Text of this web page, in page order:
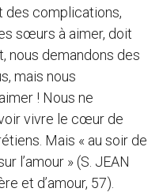
des complications,
sœurs à aimer, doit
nous demandons des
mais nous
! Nous ne
vivre le cœur de
Mais « au soir de
l’amour » (S. JEAN
et d’amour, 57).